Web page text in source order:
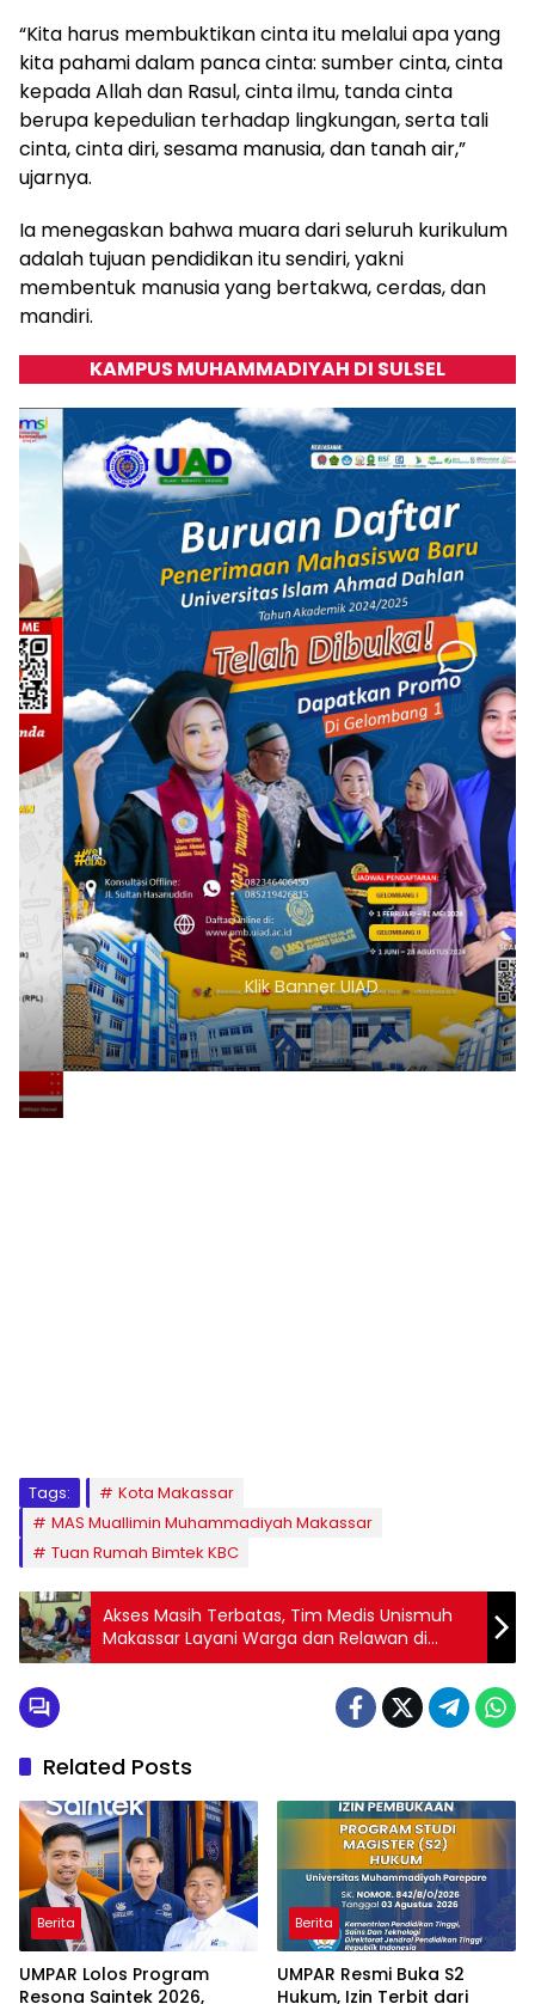
“Kita harus membuktikan cinta itu melalui apa yang
kita pahami dalam panca cinta: sumber cinta, cinta
kepada Allah dan Rasul, cinta ilmu, tanda cinta
berupa kepedulian terhadap lingkungan, serta tali
cinta, cinta diri, sesama manusia, dan tanah air,”
ujarnya.
Ia menegaskan bahwa muara dari seluruh kurikulum
adalah tujuan pendidikan itu sendiri, yakni
membentuk manusia yang bertakwa, cerdas, dan
mandiri.
KAMPUS MUHAMMADIYAH DI SULSEL
Klik Banner UIAD
Tags:
Kota Makassar
MAS Muallimin Muhammadiyah Makassar
Tuan Rumah Bimtek KBC
Akses Masih Terbatas, Tim Medis Unismuh
Makassar Layani Warga dan Relawan di
Karang Baru
Related Posts
Berita
UMPAR Lolos Program
Resona Saintek 2026,
Berita
UMPAR Resmi Buka S2
Hukum, Izin Terbit dari